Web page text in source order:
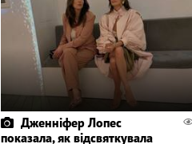
Дженніфер Лопес
показала, як відсвяткувала